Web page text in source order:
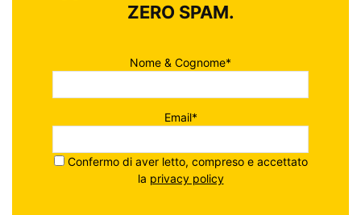
ZERO SPAM.
Nome & Cognome*
Email*
Confermo di aver letto, compreso e accettato
la privacy policy